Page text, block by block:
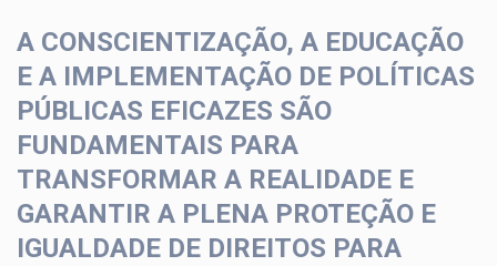
A CONSCIENTIZAÇÃO, A EDUCAÇÃO
E A IMPLEMENTAÇÃO DE POLÍTICAS
PÚBLICAS EFICAZES SÃO
FUNDAMENTAIS PARA
TRANSFORMAR A REALIDADE E
GARANTIR A PLENA PROTEÇÃO E
IGUALDADE DE DIREITOS PARA